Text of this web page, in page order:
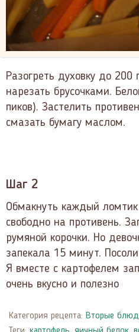
Разогреть духовку до 200
нарезать брусочками.
пиков). Застелить
смазать бумагу маслом.
Шаг 2
Обмакнуть каждый
свободно на противень.
румяной корочки. Но
запекала 15 минут.
Я вместе с картофелем
очень вкусно и полезно
Категория рецепта: Вторые